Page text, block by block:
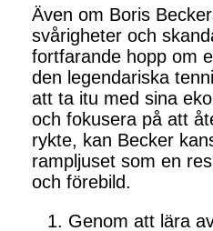
Även om Boris
svårigheter och
fortfarande hopp om
den legendariska
att ta itu med sina
och fokusera på att
rykte, kan Becker
rampljuset som en
och förebild.
Genom att lära